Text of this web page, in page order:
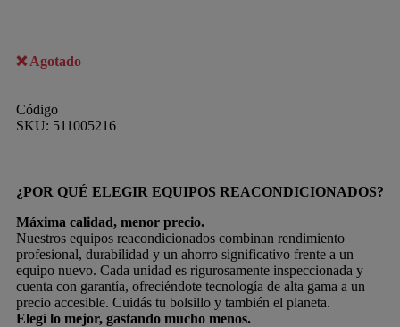
Agotado
Código
SKU: 511005216
¿POR QUÉ ELEGIR EQUIPOS REACONDICIONADOS?
Máxima calidad, menor precio.
Nuestros equipos reacondicionados combinan rendimiento
profesional, durabilidad y un ahorro significativo frente a un
equipo nuevo. Cada unidad es rigurosamente inspeccionada y
cuenta con garantía, ofreciéndote tecnología de alta gama a un
precio accesible. Cuidás tu bolsillo y también el planeta.
Elegí lo mejor, gastando mucho menos.